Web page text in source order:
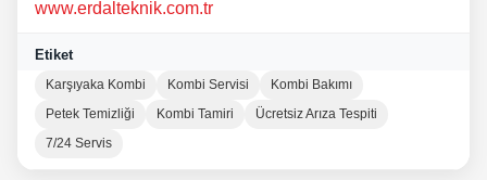
www.erdalteknik.com.tr
Etiket
Karşıyaka Kombi Kombi Servisi
Kombi Bakımı
Petek Temizliği
Kombi Tamiri
Ücretsiz Arıza Tespiti
7/24 Servis